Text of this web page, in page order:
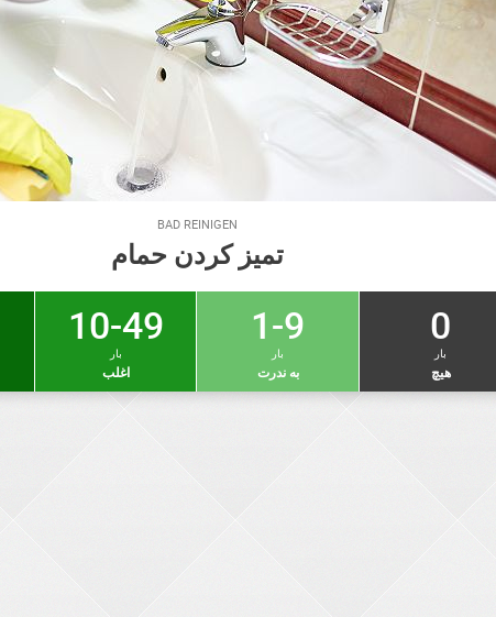
BAD REINIGEN
تمیز کردن حمام
0
بار
هیچ
1-9
بار
به ندرت
10-49
بار
اغلب